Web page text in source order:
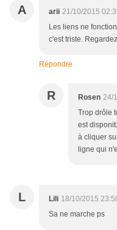
A arii 21/10/2015
Les liens ne
c'est triste.
Répondre
R Rosen 24/
Trop drôle
est
à cliquer
ligne qui
L Lili 18/10/2015
Sa ne marche ps